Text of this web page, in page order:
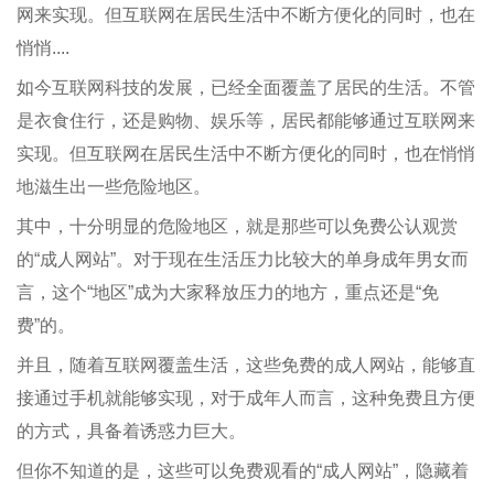
网来实现。但互联网在居民生活中不断方便化的同时，也在
悄悄....
如今互联网科技的发展，已经全面覆盖了居民的生活。不管
是衣食住行，还是购物、娱乐等，居民都能够通过互联网来
实现。但互联网在居民生活中不断方便化的同时，也在悄悄
地滋生出一些危险地区。
其中，十分明显的危险地区，就是那些可以免费公认观赏
的“成人网站”。对于现在生活压力比较大的单身成年男女而
言，这个“地区”成为大家释放压力的地方，重点还是“免
费”的。
并且，随着互联网覆盖生活，这些免费的成人网站，能够直
接通过手机就能够实现，对于成年人而言，这种免费且方便
的方式，具备着诱惑力巨大。
但你不知道的是，这些可以免费观看的“成人网站”，隐藏着